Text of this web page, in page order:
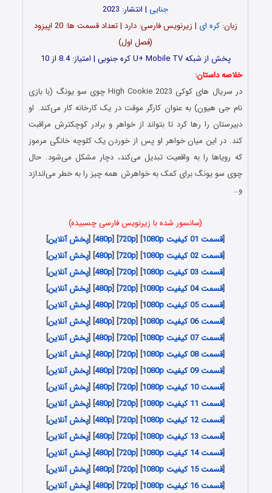
جنایی | انتشار: 2023
زبان:کره ای
| زیرنویس فارسی: دارد | تعداد قسمت‌‌‌‌ ها: 20 اپیزود
(فصل اول)
پخش از شبکه U+ Mobile TV کره جنوبی | امتیاز: 8.4 از 10
خلاصه داستان:
در سریال های کوکی High Cookie 2023 چوی سو یونگ (با بازی
نام جی هیون) به عنوان کارگر موقت در یک کارخانه کار می‌کند. او
دبیرستان را رها کرد تا بتواند از خواهر و برادر کوچکترش مراقبت
کند. در این میان خواهر او پس از خوردن یک کلوچه خانگی مرموز
که رویاها را به واقعیت تبدیل می‌کند، دچار مشکل می‌شود. حال
چوی سو یونگ برای کمک به خواهرش همه چیز را به خطر می‌اندازد
و…
(سانسور شده با زیرنویس فارسی چسبیده)
[قسمت 01 کیفیت 1080p ] [
720p
] [
480p
] [پخش آنلاین]
[قسمت 02 کیفیت 1080p ] [
720p
] [
480p
] [پخش آنلاین]
[قسمت 03 کیفیت 1080p ] [
720p
] [
480p
] [پخش آنلاین]
[قسمت 04 کیفیت 1080p ] [
720p
] [
480p
] [پخش آنلاین]
[قسمت 05 کیفیت 1080p ] [
720p
] [
480p
] [پخش آنلاین]
[قسمت 06 کیفیت 1080p ] [
720p
] [
480p
] [پخش آنلاین]
[قسمت 07 کیفیت 1080p ] [
720p
] [
480p
] [پخش آنلاین]
[قسمت 08 کیفیت 1080p ] [
720p
] [
480p
] [پخش آنلاین]
[قسمت 09 کیفیت 1080p ] [
720p
] [
480p
] [پخش آنلاین]
[قسمت 10 کیفیت 1080p ] [
720p
] [
480p
] [پخش آنلاین]
[قسمت 11 کیفیت 1080p ] [
720p
] [
480p
] [پخش آنلاین]
[قسمت 12 کیفیت 1080p ] [
720p
] [
480p
] [پخش آنلاین]
[قسمت 13 کیفیت 1080p ] [
720p
] [
480p
] [پخش آنلاین]
[قسمت 14 کیفیت 1080p ] [
720p
] [
480p
] [پخش آنلاین]
[قسمت 15 کیفیت 1080p ] [
720p
] [
480p
] [پخش آنلاین]
[قسمت 16 کیفیت 1080p ] [
720p
] [
480p
] [پخش آنلاین]